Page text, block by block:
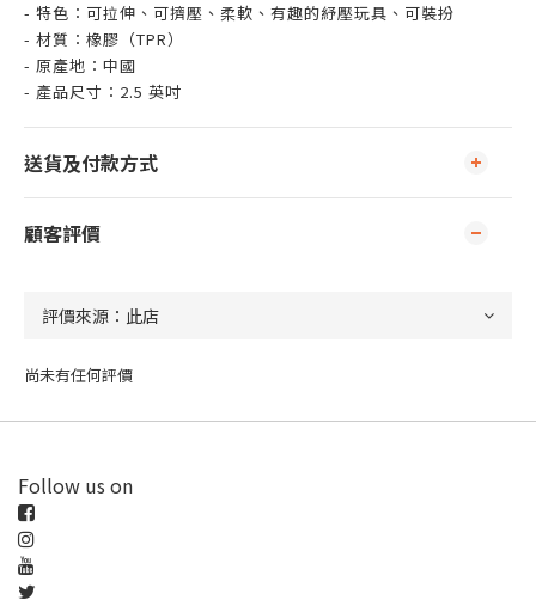
- 特色：可拉伸、可擠壓、柔軟、有趣的紓壓玩具、可裝扮
- 材質：橡膠（TPR）
- 原產地：中國
- 產品尺寸：2.5 英吋
送貨及付款方式
顧客評價
尚未有任何評價
Follow us on